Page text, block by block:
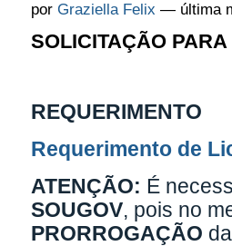
porGraziella Felix — última
SOLICITAÇÃO
REQUERIMENTO
Requerimento de
ATENÇÃO: É
SOUGOV, pois no
PRORROGAÇÃO